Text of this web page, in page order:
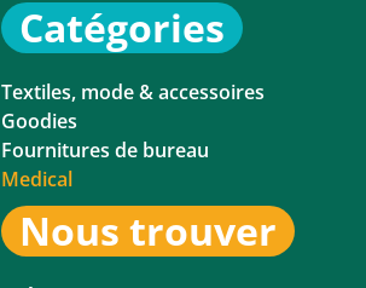
Catégories
Textiles, mode & accessoires
Goodies
Fournitures de bureau
Medical
Nous trouver